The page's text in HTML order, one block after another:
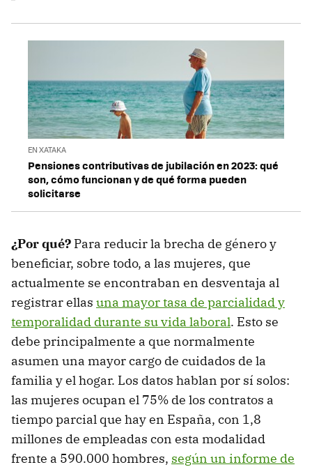
EN XATAKA
Pensiones contributivas de jubilación en 2023: qué
son, cómo funcionan y de qué forma pueden
solicitarse
¿Por qué? Para reducir la brecha de género y
beneficiar, sobre todo, a las mujeres, que
actualmente se encontraban en desventaja al
registrar ellas una mayor tasa de parcialidad y
temporalidad durante su vida laboral. Esto se
debe principalmente a que normalmente
asumen una mayor cargo de cuidados de la
familia y el hogar. Los datos hablan por sí solos:
las mujeres ocupan el 75% de los contratos a
tiempo parcial que hay en España, con 1,8
millones de empleadas con esta modalidad
frente a 590.000 hombres, según un informe de